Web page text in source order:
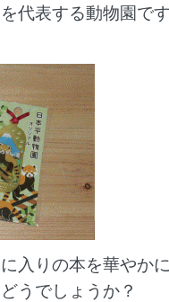
代表する動物園で
入りの本を華やか
うでしょうか？